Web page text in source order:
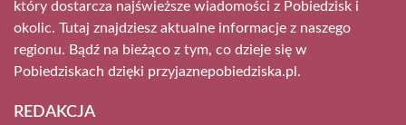
który dostarcza najświeższe wiadomości z Pobiedzisk i
okolic. Tutaj znajdziesz aktualne informacje z naszego
regionu. Bądź na bieżąco z tym, co dzieje się w
Pobiedziskach dzięki przyjaznepobiedziska.pl.
REDAKCJA